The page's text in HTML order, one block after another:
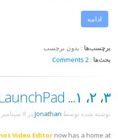
ادامه
برچسب‌ها : بدون برچسب
بحث‌ها :
2 Comments
۳، ۲، ۱... LaunchPad
نوشته شده توسط Jonathan در 8 سپتامبر 2008
Video Editor now has a home at